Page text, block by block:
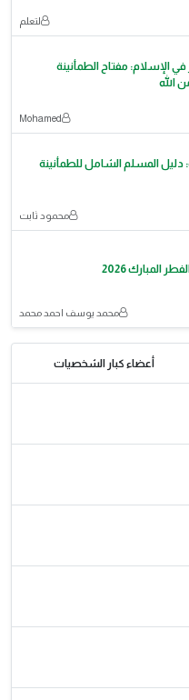
لتعلم
في الإسلام: مفتاح الطمأنينة
الله
Mohamed
دليل المسلم الشامل للطمأنينة
محمود ثابت
المبارك 2026
محمد يوسف احمد محمد
أعضاء كبار الشخصيات